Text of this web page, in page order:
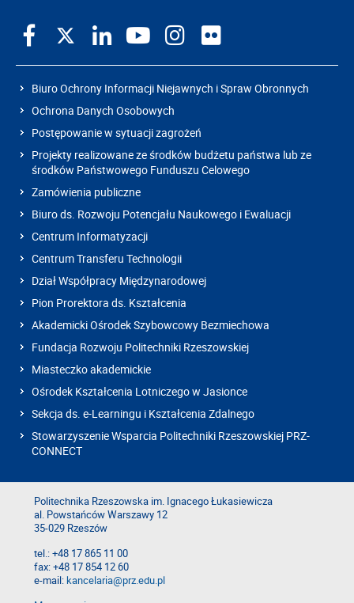
Biuro Ochrony Informacji Niejawnych i Spraw Obronnych
Ochrona Danych Osobowych
Postępowanie w sytuacji zagrożeń
Projekty realizowane ze środków budżetu państwa lub ze
środków Państwowego Funduszu Celowego
Zamówienia publiczne
Biuro ds. Rozwoju Potencjału Naukowego i Ewaluacji
Centrum Informatyzacji
Centrum Transferu Technologii
Dział Współpracy Międzynarodowej
Pion Prorektora ds. Kształcenia
Akademicki Ośrodek Szybowcowy Bezmiechowa
Fundacja Rozwoju Politechniki Rzeszowskiej
Miasteczko akademickie
Ośrodek Kształcenia Lotniczego w Jasionce
Sekcja ds. e-Learningu i Kształcenia Zdalnego
Stowarzyszenie Wsparcia Politechniki Rzeszowskiej PRZ-
CONNECT
Politechnika Rzeszowska im. Ignacego Łukasiewicza
al. Powstańców Warszawy 12
35-029 Rzeszów
tel.: +48 17 865 11 00
fax: +48 17 854 12 60
e-mail:kancelaria@prz.edu.pl